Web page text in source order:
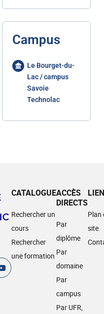
Campus
Le Bourget-du-
Lac / campus
Savoie
Technolac
CATALOGUE
Rechercher un
cours
Rechercher
une formation
ACCÈS
DIRECTS
Par
diplôme
Par
domaine
Par
campus
Par UFR,
Plan
site